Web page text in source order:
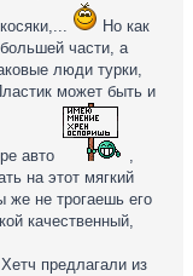
Но как
части, а
люди турки,
может быть и
авто
,
на этот мягкий
же не трогаешь его
качественный,
предлагали из